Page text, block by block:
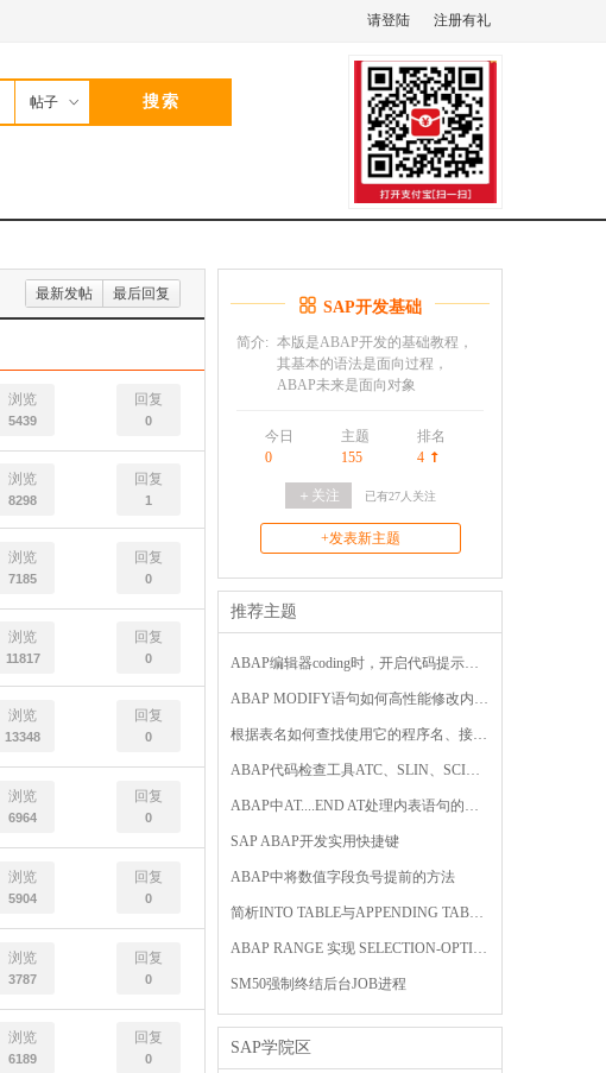
请登陆 注册有礼
帖子
最新发帖 最后回复
浏览
5439
回复
0
浏览
8298
回复
1
浏览
7185
回复
0
浏览
11817
回复
0
浏览
13348
回复
0
浏览
6964
回复
0
浏览
5904
回复
0
浏览
3787
回复
0
浏览
6189
回复
0
SAP开发基础
简介: 本版是ABAP开发的基础教程，
其基本的语法是面向过程，
ABAP未来是面向对象
今日
0
主题
155
排名
4
＋关注 已有27人关注
+发表新主题
推荐主题
ABAP编辑器coding时，开启代码提示功能
ABAP MODIFY语句如何高性能修改内表中多条数据
根据表名如何查找使用它的程序名、接口等
ABAP代码检查工具ATC、SLIN、SCI的使用教程
ABAP中AT....END AT处理内表语句的使用方法
SAP ABAP开发实用快捷键
ABAP中将数值字段负号提前的方法
简析INTO TABLE与APPENDING TABLE的区别
ABAP RANGE 实现 SELECTION-OPTION 功能
SM50强制终结后台JOB进程
SAP学院区